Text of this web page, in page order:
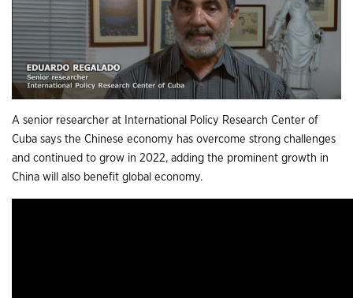
A senior researcher at International Policy Research Center of
Cuba says the Chinese economy has overcome strong challenges
and continued to grow in 2022, adding the prominent growth in
China will also benefit global economy.